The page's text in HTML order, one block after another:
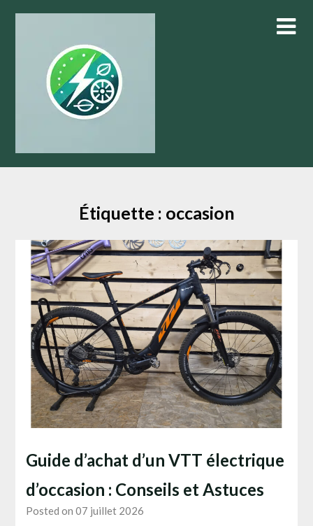
Étiquette : occasion
Guide d’achat d’un VTT électrique
d’occasion : Conseils et Astuces
Posted on 07 juillet 2026